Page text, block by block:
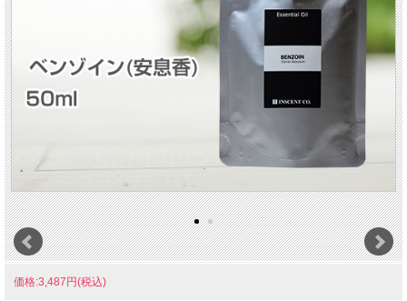
価格:3,487円(税込)